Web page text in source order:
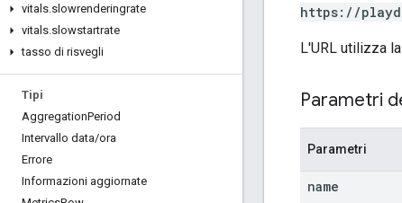
vitals.slowrenderingrate
vitals.slowstartrate
tasso di risvegli
Tipi
AggregationPeriod
Intervallo data/ora
Errore
Informazioni aggiornate
https://
L'URL utilizza
Parametri
Parametri
name